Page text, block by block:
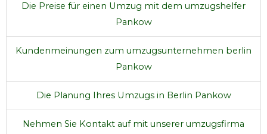
Die Preise für einen Umzug mit dem umzugshelfer
Pankow
Kundenmeinungen zum umzugsunternehmen berlin
Pankow
Die Planung Ihres Umzugs in Berlin Pankow
Nehmen Sie Kontakt auf mit unserer umzugsfirma